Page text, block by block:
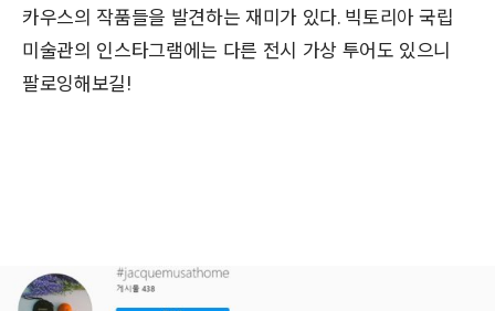
카우스의 작품들을 발견하는 재미가 있다. 빅토리아 국립
미술관의 인스타그램에는 다른 전시 가상 투어도 있으니
팔로잉해보길!